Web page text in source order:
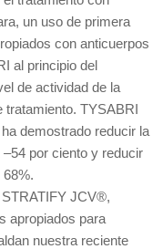
un uso de primera
con anticuerpos
al principio del
de actividad de la
tratamiento. TYSABRI
demostrado reducir la
por ciento y reducir
JCV®,
apropiados para
nuestra reciente